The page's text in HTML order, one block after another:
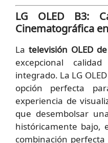
LG OLED B3:
Cinematográfica
Latelevisión OLED
excepcional
integrado. La LG
opción perfecta
experiencia de
que desembolsar
históricamente bajo,
combinación